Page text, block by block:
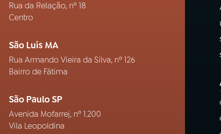
Rua da Relação, nº 18
Centro
São Luís MA
Rua Armando Vieira da Silva, nº 126
Bairro de Fátima
São Paulo SP
Avenida Mofarrej, nº 1.200
Vila Leopoldina